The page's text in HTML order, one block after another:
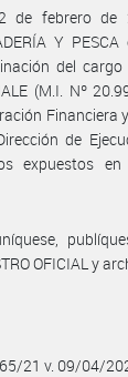
de febrero de
Y
del
(M.I. Nº
Financiera
de
expuestos
OFICIAL y
21 v. 09/04/